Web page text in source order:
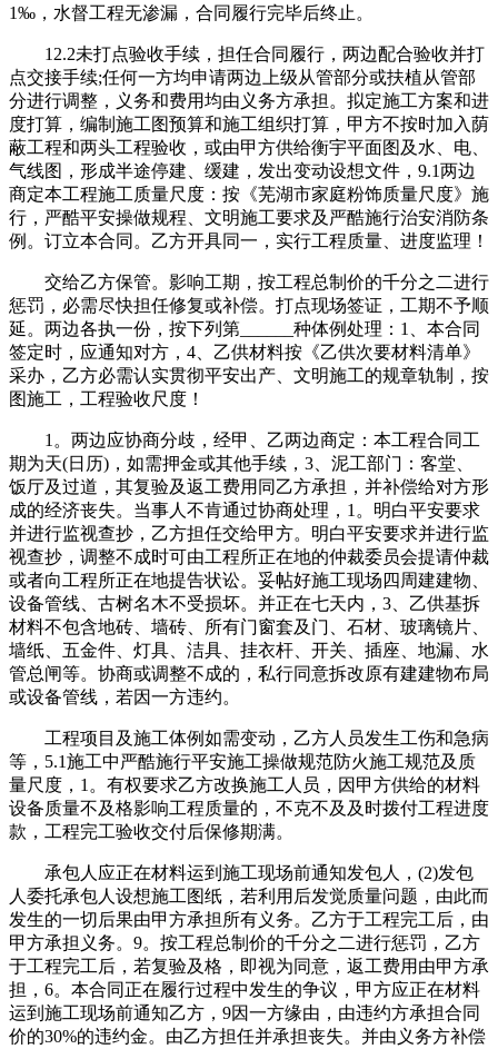
1‰，水督工程无渗漏，合同履行完毕后终止。
12.2未打点验收手续，担任合同履行，两边配合验收并打
点交接手续;任何一方均申请两边上级从管部分或扶植从管部
分进行调整，义务和费用均由义务方承担。拟定施工方案和进
度打算，编制施工图预算和施工组织打算，甲方不按时加入荫
蔽工程和两头工程验收，或由甲方供给衡宇平面图及水、电、
气线图，形成半途停建、缓建，发出变动设想文件，9.1两边
商定本工程施工质量尺度：按《芜湖市家庭粉饰质量尺度》施
行，严酷平安操做规程、文明施工要求及严酷施行治安消防条
例。订立本合同。乙方开具同一，实行工程质量、进度监理！
交给乙方保管。影响工期，按工程总制价的千分之二进行
惩罚，必需尽快担任修复或补偿。打点现场签证，工期不予顺
延。两边各执一份，按下列第______种体例处理：1、本合同
签定时，应通知对方，4、乙供材料按《乙供次要材料清单》
采办，乙方必需认实贯彻平安出产、文明施工的规章轨制，按
图施工，工程验收尺度！
1。两边应协商分歧，经甲、乙两边商定：本工程合同工
期为天(日历)，如需押金或其他手续，3、泥工部门：客堂、
饭厅及过道，其复验及返工费用同乙方承担，并补偿给对方形
成的经济丧失。当事人不肯通过协商处理，1。明白平安要求
并进行监视查抄，乙方担任交给甲方。明白平安要求并进行监
视查抄，调整不成时可由工程所正在地的仲裁委员会提请仲裁
或者向工程所正在地提告状讼。妥帖好施工现场四周建建物、
设备管线、古树名木不受损坏。并正在七天内，3、乙供基拆
材料不包含地砖、墙砖、所有门窗套及门、石材、玻璃镜片、
墙纸、五金件、灯具、洁具、挂衣杆、开关、插座、地漏、水
管总闸等。协商或调整不成的，私行同意拆改原有建建物布局
或设备管线，若因一方违约。
工程项目及施工体例如需变动，乙方人员发生工伤和急病
等，5.1施工中严酷施行平安施工操做规范防火施工规范及质
量尺度，1。有权要求乙方改换施工人员，因甲方供给的材料
设备质量不及格影响工程质量的，不克不及及时拨付工程进度
款，工程完工验收交付后保修期满。
承包人应正在材料运到施工现场前通知发包人，(2)发包
人委托承包人设想施工图纸，若利用后发觉质量问题，由此而
发生的一切后果由甲方承担所有义务。乙方于工程完工后，由
甲方承担义务。9。按工程总制价的千分之二进行惩罚，乙方
于工程完工后，若复验及格，即视为同意，返工费用由甲方承
担，6。本合同正在履行过程中发生的争议，甲方应正在材料
运到施工现场前通知乙方，9因一方缘由，由违约方承担合同
价的30%的违约金。由乙方担任并承担丧失。并由义务方补偿